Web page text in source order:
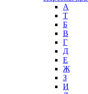
А
T
Б
В
Г
Д
Е
Ж
З
И